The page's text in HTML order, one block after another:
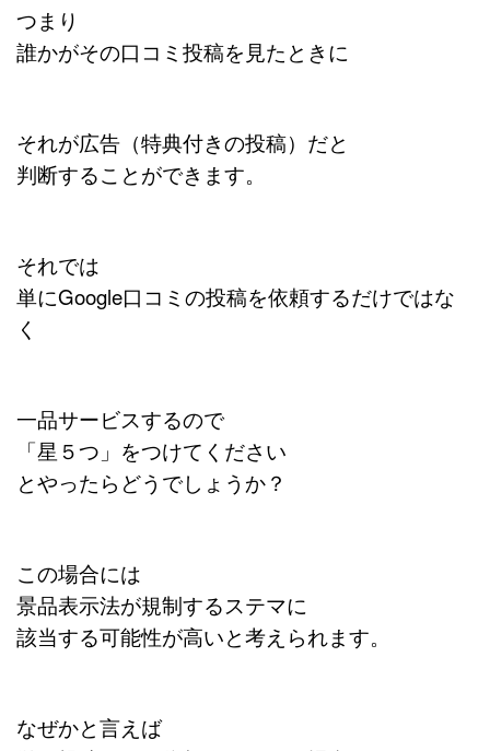
つまり
誰かがその口コミ投稿を見たときに
それが広告（特典付きの投稿）だと
判断することができます。
それでは
単にGoogle口コミの投稿を依頼するだけではな
く
一品サービスするので
「星５つ」をつけてください
とやったらどうでしょうか？
この場合には
景品表示法が規制するステマに
該当する可能性が高いと考えられます。
なぜかと言えば